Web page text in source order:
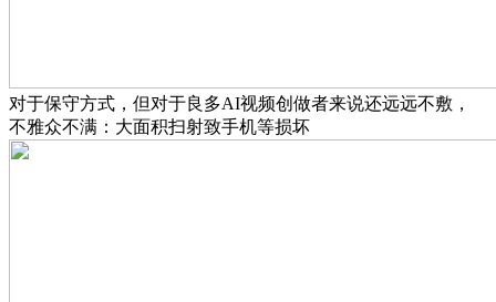
对于保守方式，但对于良多AI视频创做者来说还远远不敷，
不雅众不满：大面积扫射致手机等损坏